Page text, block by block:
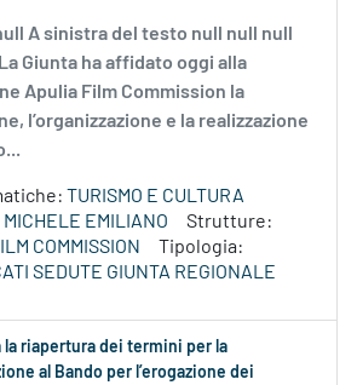
A sinistra del testo null null null
Giunta ha affidato oggi alla
Apulia Film Commission la
l’organizzazione e la realizzazione
TURISMO E CULTURA
MICHELE EMILIANO
Strutture:
COMMISSION
Tipologia:
SEDUTE GIUNTA REGIONALE
la riapertura dei termini per la
al Bando per l’erogazione dei